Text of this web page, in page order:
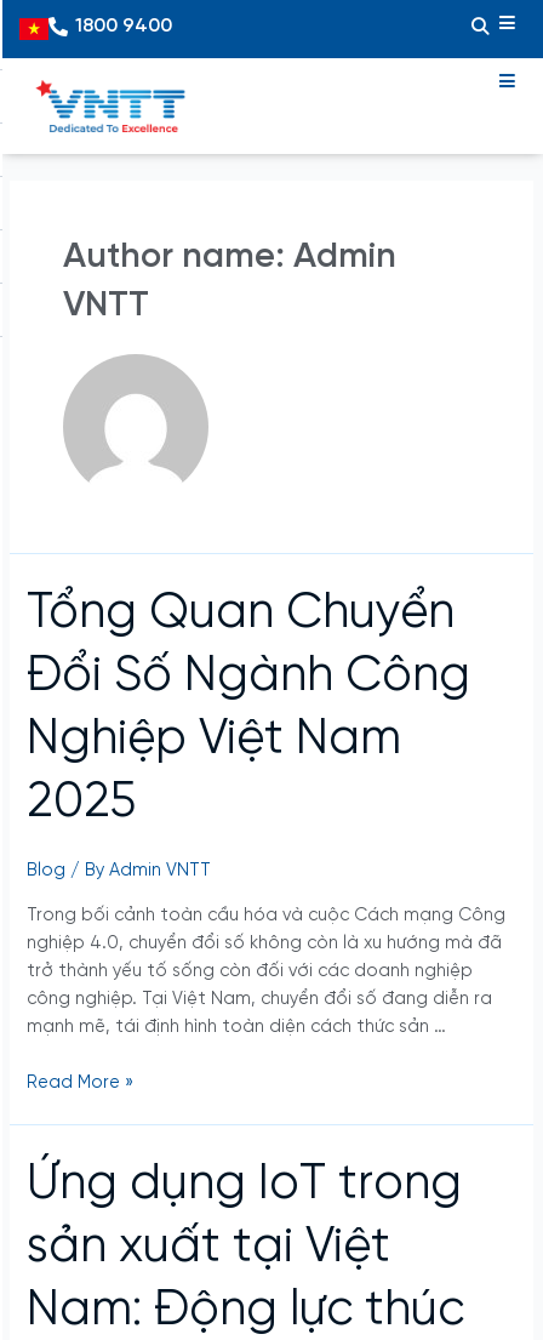
content
Vietnamese
1800 9400
Author name: Admin
VNTT
Tổng Quan Chuyển
Đổi Số Ngành Công
Nghiệp Việt Nam
2025
Blog / ByAdmin VNTT
Trong bối cảnh toàn cầu hóa và cuộc Cách mạng Công
nghiệp 4.0, chuyển đổi số không còn là xu hướng mà đã
trở thành yếu tố sống còn đối với các doanh nghiệp
công nghiệp. Tại Việt Nam, chuyển đổi số đang diễn ra
mạnh mẽ, tái định hình toàn diện cách thức sản …
Tổng
Quan
Chuyển
Đổi
Ngành
Công
Nghiệp
Việt
2025
Read More »
Ứng dụng IoT trong
sản xuất tại Việt
Nam: Động lực thúc
Ứng
dụng
trong
xuất